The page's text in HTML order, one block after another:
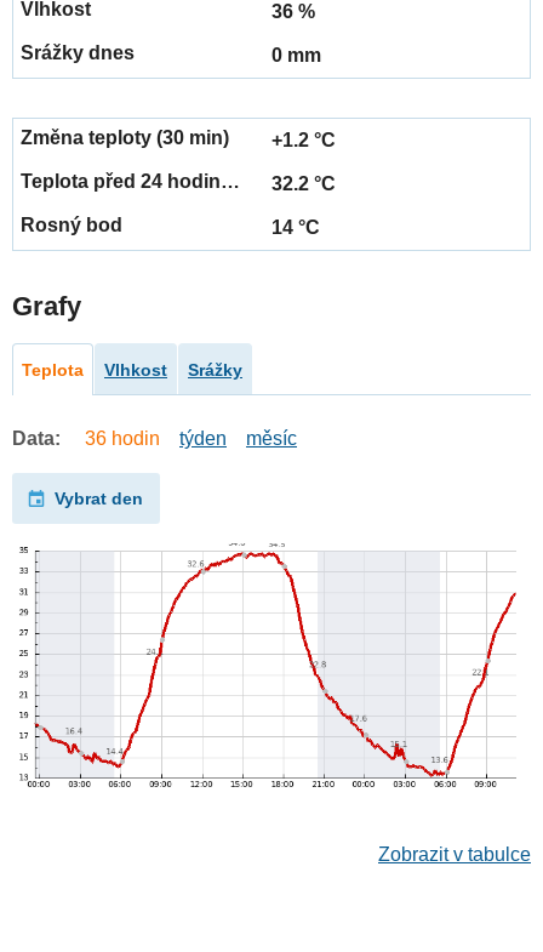
36 %
0 mm
+1.2 °C
32.2 °C
14 °C
Grafy
Teplota Vlhkost Srážky
Data: 36 hodin týden měsíc
Vybrat den
Zobrazit v tabulce